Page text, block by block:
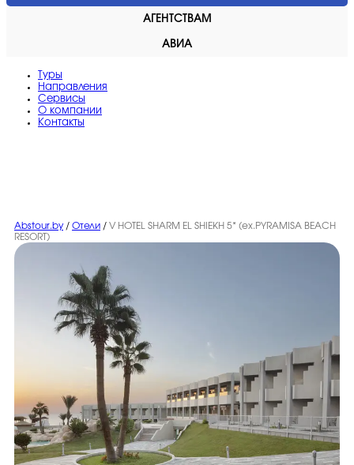
АГЕНТСТВАМ
АВИА
Туры
Направления
Сервисы
O компании
Контакты
Abstour.by / Отели / V HOTEL SHARM EL SHIEKH 5* (ex.PYRAMISA BEACH
RESORT)